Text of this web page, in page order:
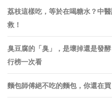
荔枝這樣吃，等於在喝糖水？中
救！
臭豆腐的「臭」，是壞掉還是發
行榜一次看
麵包師傅絕不吃的麵包，你還在